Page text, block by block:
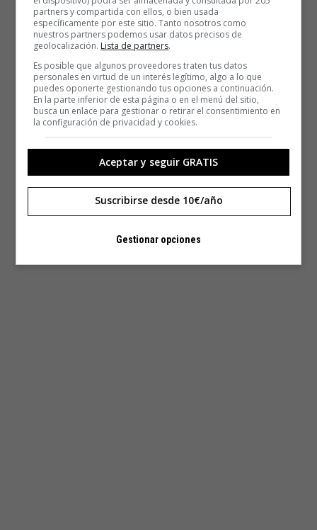
partners y compartida con ellos, o bien usada
específicamente por este sitio. Tanto nosotros como
nuestros partners podemos usar datos precisos de
geolocalización. Lista de partners.
Es posible que algunos proveedores traten tus datos
personales en virtud de un interés legítimo, algo a lo que
puedes oponerte gestionando tus opciones a continuación.
En la parte inferior de esta página o en el menú del sitio,
busca un enlace para gestionar o retirar el consentimiento en
la configuración de privacidad y cookies.
Aceptar y seguir GRATIS
Suscribirse desde 10€/año
Gestionar opciones